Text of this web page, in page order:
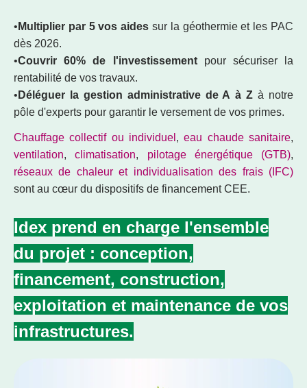
• Multiplier par 5 vos aides sur la géothermie et les PAC
dès 2026.
•Couvrir 60% de l'investissementpour sécuriser la
rentabilité de vos travaux.
• Déléguer la gestion administrative de A à Zà notre
pôle d'experts pour garantir le versement de vos primes.
Chauffage collectif ou individuel ,eau chaude sanitaire,
ventilation,climatisation, pilotage énergétique (GTB),
réseaux de chaleur et individualisation des frais (IFC)
sont au cœur du dispositifs de financement CEE.
Idex prend en charge l'ensemble
du projet : conception,
financement, construction,
exploitation et maintenance de vos
infrastructures.